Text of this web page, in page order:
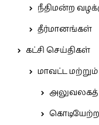
நீதிமன்ற
தீர்மானங்கள்
கட்சி செய்திகள்
மாவட்ட
அலுவலகத்
கொடியேற்ற